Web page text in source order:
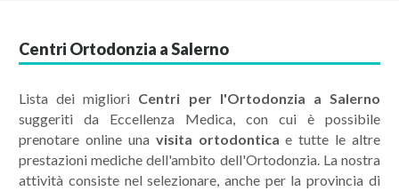
Centri Ortodonzia a Salerno
Lista dei migliori Centri per l'Ortodonzia a Salerno
suggeriti da Eccellenza Medica, con cui è possibile
prenotare online una visita ortodontica e tutte le altre
prestazioni mediche dell'ambito dell'Ortodonzia. La nostra
attività consiste nel selezionare, anche per la provincia di